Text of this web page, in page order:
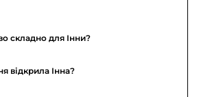
складно для Інни?
відкрила Інна?